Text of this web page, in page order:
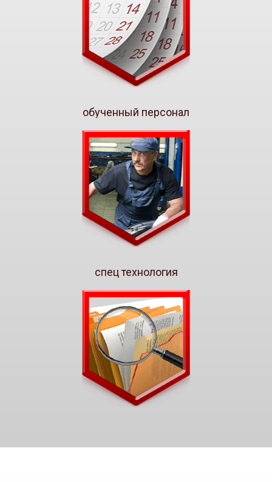
обученный персонал
спец технология